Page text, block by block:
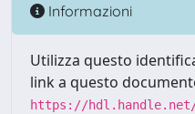
Informazioni
Utilizza questo
link a questo
https://hdl.handle.net/